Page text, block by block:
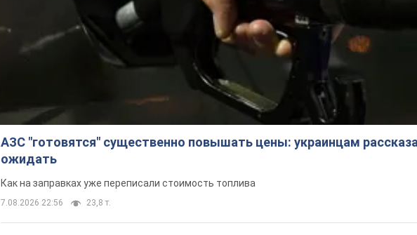
АЗС "готовятся" существенно повышать цены: украинцам
ожидать
Как на заправках уже переписали стоимость топлива
7.08.2026 22:56 23,8 т.